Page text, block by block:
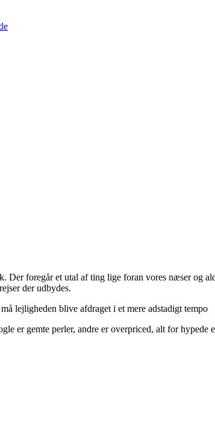
Der foregår et utal af ting lige foran vores næser og
der udbydes.
lejligheden blive afdraget i et mere adstadigt tempo
er gemte perler, andre er overpriced, alt for hypede